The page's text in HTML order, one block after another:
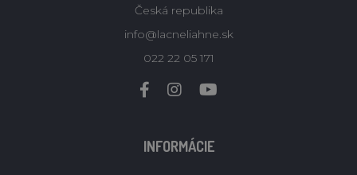
Česká republika
info@lacneliahne.sk
022 22 05 171
INFORMÁCIE